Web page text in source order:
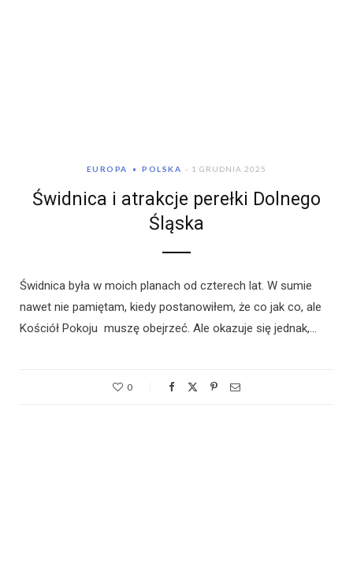
EUROPA POLSKA 1 GRUDNIA 2025
Świdnica i atrakcje perełki Dolnego
Śląska
Świdnica była w moich planach od czterech lat. W sumie
nawet nie pamiętam, kiedy postanowiłem, że co jak co, ale
Kościół Pokoju muszę obejrzeć. Ale okazuje się jednak,…
0